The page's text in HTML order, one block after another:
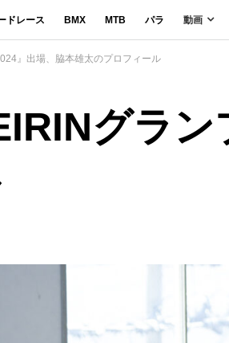
ドレース BMX MTB パラ 動画
』出場、脇本雄太のプロフィール
グラ